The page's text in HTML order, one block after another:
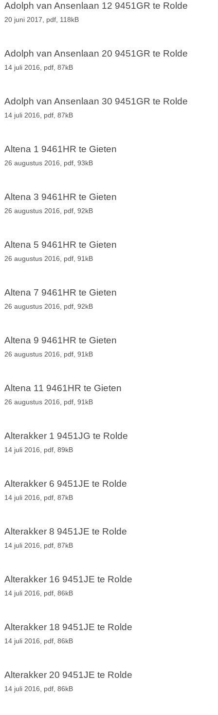
Adolph van Ansenlaan 12 9451GR te Rolde
20 juni 2017, pdf, 118kB
Adolph van Ansenlaan 20 9451GR te Rolde
14 juli 2016, pdf, 87kB
Adolph van Ansenlaan 30 9451GR te Rolde
14 juli 2016, pdf, 87kB
Altena 1 9461HR te Gieten
26 augustus 2016, pdf, 93kB
Altena 3 9461HR te Gieten
26 augustus 2016, pdf, 92kB
Altena 5 9461HR te Gieten
26 augustus 2016, pdf, 91kB
Altena 7 9461HR te Gieten
26 augustus 2016, pdf, 92kB
Altena 9 9461HR te Gieten
26 augustus 2016, pdf, 91kB
Altena 11 9461HR te Gieten
26 augustus 2016, pdf, 91kB
Alterakker 1 9451JG te Rolde
14 juli 2016, pdf, 89kB
Alterakker 6 9451JE te Rolde
14 juli 2016, pdf, 87kB
Alterakker 8 9451JE te Rolde
14 juli 2016, pdf, 87kB
Alterakker 16 9451JE te Rolde
14 juli 2016, pdf, 86kB
Alterakker 18 9451JE te Rolde
14 juli 2016, pdf, 86kB
Alterakker 20 9451JE te Rolde
14 juli 2016, pdf, 86kB